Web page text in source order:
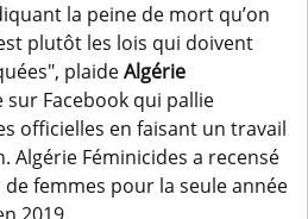
la peine de mort qu’on
plutôt les lois qui doivent
plaideAlgérie
sur Facebook qui pallie
officielles en faisant un travail
Algérie Féminicides a recensé
de femmes pour la seule année